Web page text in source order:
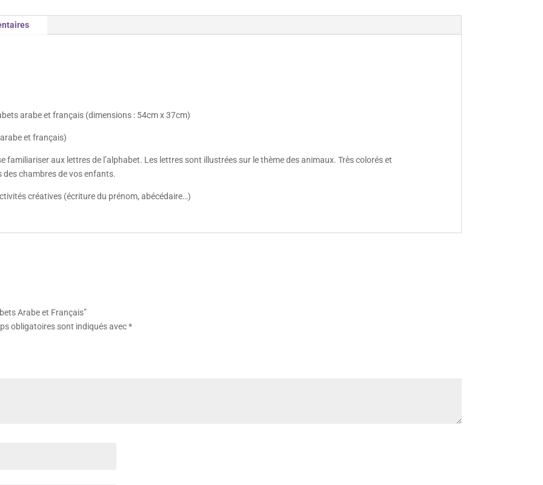
Français
arabe et français (dimensions : 54cm x 37cm)
et français)
familiariser aux lettres de l’alphabet. Les lettres sont illustrées sur le thème des animaux. Très colorés et
des chambres de vos enfants.
créatives (écriture du prénom, abécédaire…)
Arabe et Français”
obligatoires sont indiqués avec*